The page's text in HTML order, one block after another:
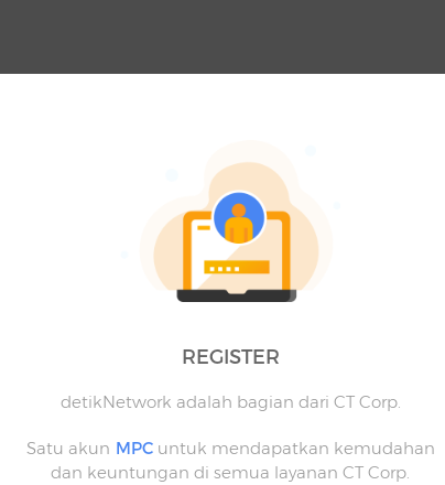
REGISTER
detikNetwork adalah bagian dari CT Corp.
Satu akun MPCuntuk mendapatkan kemudahan
dan keuntungan di semua layanan CT Corp.